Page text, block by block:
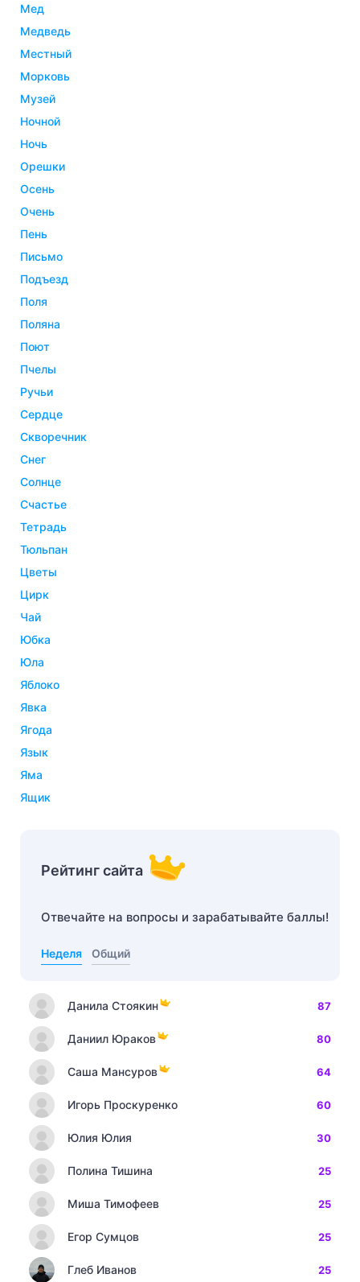
мед
медведь
местный
морковь
музей
ночной
ночь
орешки
осень
очень
пень
письмо
подъезд
поля
поляна
поют
пчелы
ручьи
сердце
скворечник
снег
солнце
счастье
тетрадь
тюльпан
цветы
цирк
чай
юбка
юла
яблоко
явка
ягода
язык
яма
ящик
Рейтинг сайта
Отвечайте на вопросы и зарабатывайте баллы!
Неделя Общий
Данила Стоякин 87
Даниил Юраков 80
Саша Мансуров 64
Игорь Проскуренко 60
Юлия Юлия 30
Полина Тишина 25
Миша Тимофеев 25
Егор Сумцов 25
Глеб Иванов 25